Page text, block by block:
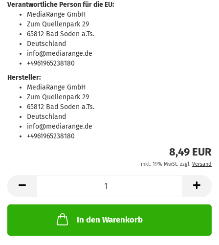
Verantwortliche Person für die EU:
MediaRange GmbH
Zum Quellenpark 29
65812 Bad Soden a.Ts.
Deutschland
info@mediarange.de
+4961965238180
Hersteller:
MediaRange GmbH
Zum Quellenpark 29
65812 Bad Soden a.Ts.
Deutschland
info@mediarange.de
+4961965238180
8,49 EUR
inkl. 19% MwSt. zzgl. Versand
In den Warenkorb